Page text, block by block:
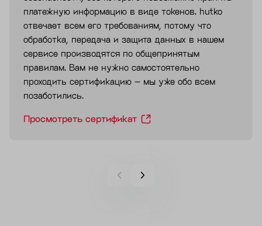
платежную информацию в виде токенов. hutko
отвечает всем его требованиям, потому что
обработка, передача и защита данных в нашем
сервисе производятся по общепринятым
правилам. Вам не нужно самостоятельно
проходить сертификацию – мы уже обо всем
позаботились.
Просмотреть сертификат